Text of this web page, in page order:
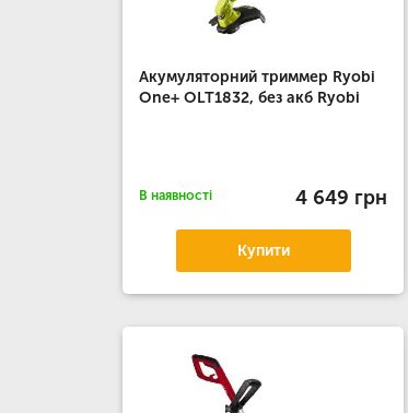
Акумуляторний триммер Ryobi
One+ OLT1832, без акб Ryobi
В наявності 4 649 грн
Купити